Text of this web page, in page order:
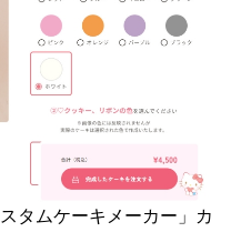
タムケーキメーカー」カ